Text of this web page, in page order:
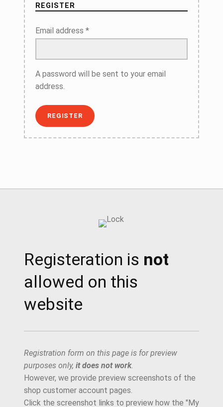
REGISTER
Email address *
A password will be sent to your email
address.
REGISTER
Registeration is not
allowed on this
website
Registration form on this page is for preview
purposes only, it does not work.
However, we provide preview screenshots of the
shop customer account pages.
Click the screenshot links to preview how the "My